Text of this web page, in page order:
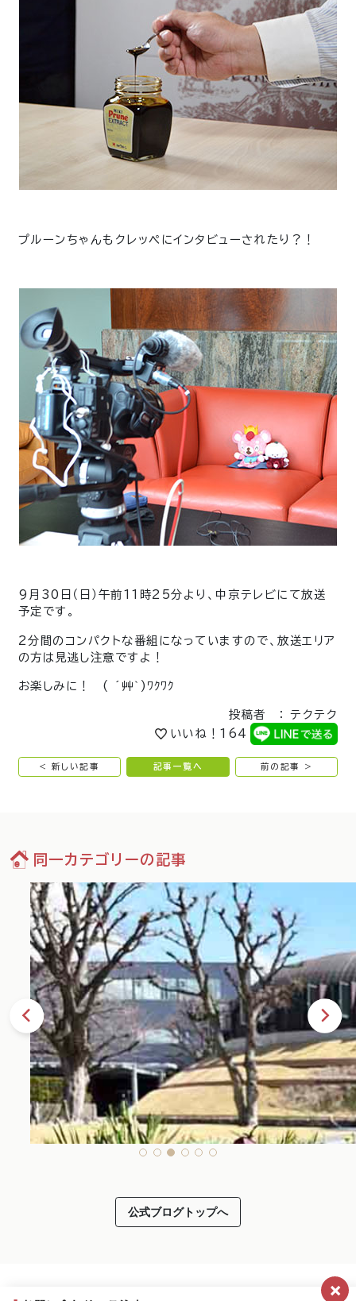
プルーンちゃんもクレッペにインタビューされたり？！
9月30日（日）午前11時25分より、中京テレビにて放送
予定です。
2分間のコンパクトな番組になっていますので、放送エリア
の方は見逃し注意ですよ！
お楽しみに！ ( ´艸｀)ﾜｸﾜｸ
投稿者 ： テクテク
いいね！ 164
< 新しい記事 記事一覧へ 前の記事 >
同一カテゴリーの記事
公式ブログトップへ
×